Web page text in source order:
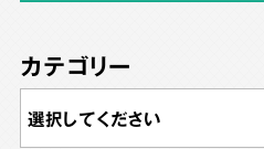
カテゴリー